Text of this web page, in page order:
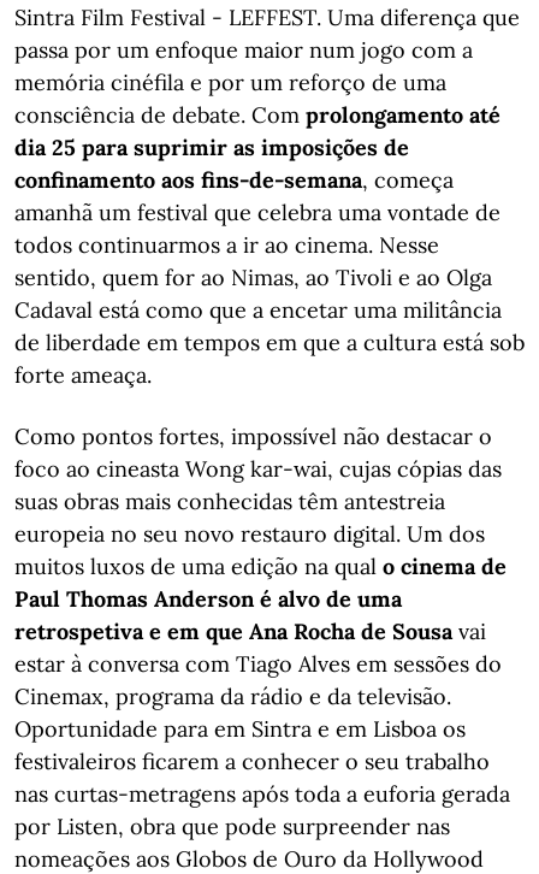
Sintra Film Festival - LEFFEST. Uma diferença que
passa por um enfoque maior num jogo com a
memória cinéfila e por um reforço de uma
consciência de debate. Com prolongamento até
dia 25 para suprimir as imposições de
confinamento aos fins-de-semana, começa
amanhã um festival que celebra uma vontade de
todos continuarmos a ir ao cinema. Nesse
sentido, quem for ao Nimas, ao Tivoli e ao Olga
Cadaval está como que a encetar uma militância
de liberdade em tempos em que a cultura está sob
forte ameaça.
Como pontos fortes, impossível não destacar o
foco ao cineasta Wong kar-wai, cujas cópias das
suas obras mais conhecidas têm antestreia
europeia no seu novo restauro digital. Um dos
muitos luxos de uma edição na qual o cinema de
Paul Thomas Anderson é alvo de uma
retrospetiva e em que Ana Rocha de Sousavai
estar à conversa com Tiago Alves em sessões do
Cinemax, programa da rádio e da televisão.
Oportunidade para em Sintra e em Lisboa os
festivaleiros ficarem a conhecer o seu trabalho
nas curtas-metragens após toda a euforia gerada
por Listen, obra que pode surpreender nas
nomeações aos Globos de Ouro da Hollywood